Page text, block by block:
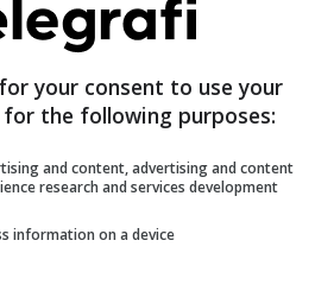
e IA-së në luftën
thellim mbi atë se kush e
shkojë dhe çfarë ndodh kur
shkruan TrtWorld, përcjell
your consent to use your
the following purposes:
and content, advertising and content
research and services development
information on a device